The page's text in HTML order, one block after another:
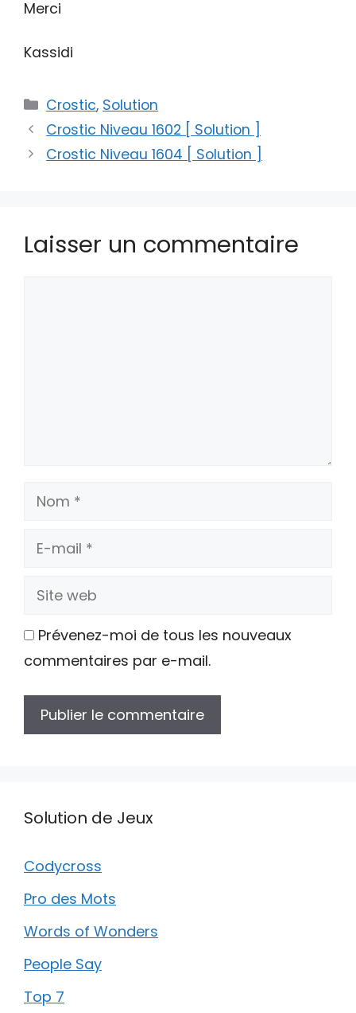
Merci
Kassidi
Catégories
Crostic, Solution
Crostic Niveau 1602 [ Solution ]
Crostic Niveau 1604 [ Solution ]
Laisser un commentaire
Nom
E-
Site
Prévenez-moi de tous les nouveaux
commentaires par e-mail.
Solution de Jeux
Codycross
Pro des Mots
Words of Wonders
People Say
Top 7